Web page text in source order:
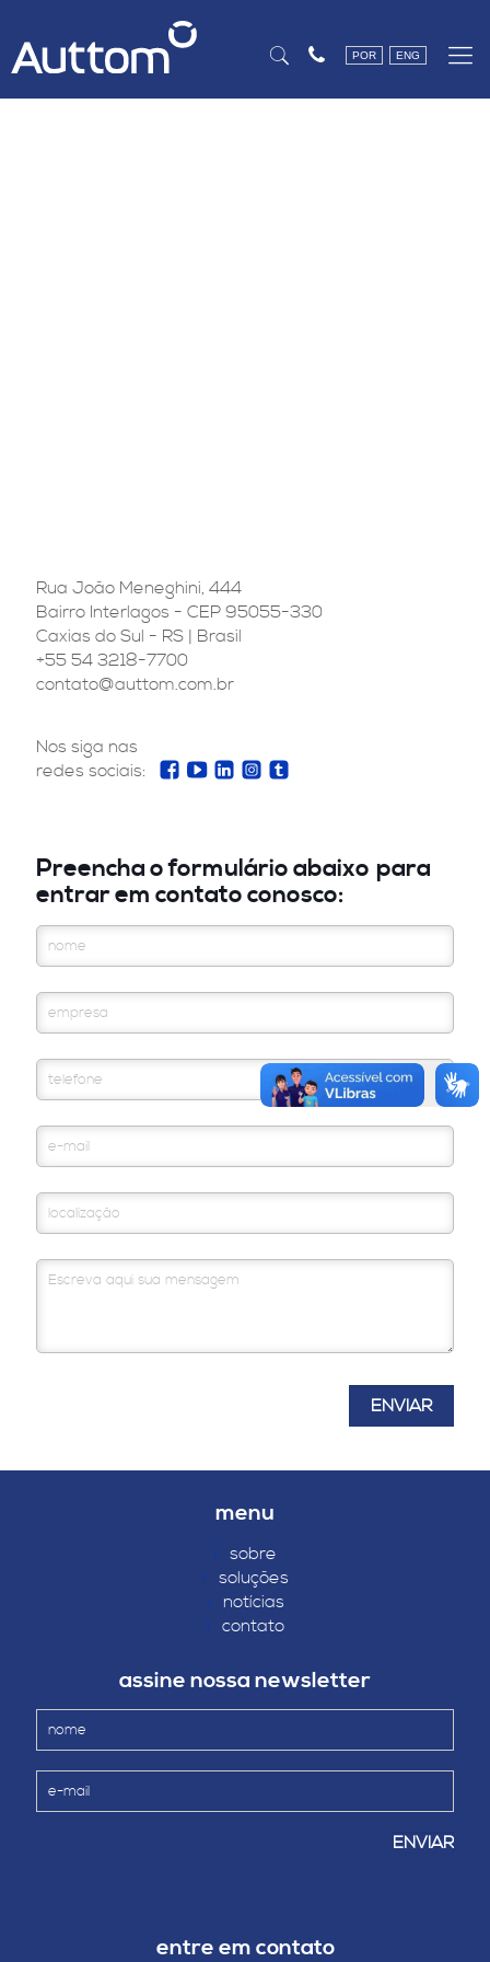
POR ENG
Rua João Meneghini, 444
Bairro Interlagos - CEP 95055-330
Caxias do Sul - RS | Brasil
+55 54 3218-7700
contato@auttom.com.br
Nos siga nas
redes sociais:
Preencha o formulário abaixo para
entrar em contato conosco:
menu
› sobre
› soluções
› notícias
› contato
assine nossa newsletter
entre em contato